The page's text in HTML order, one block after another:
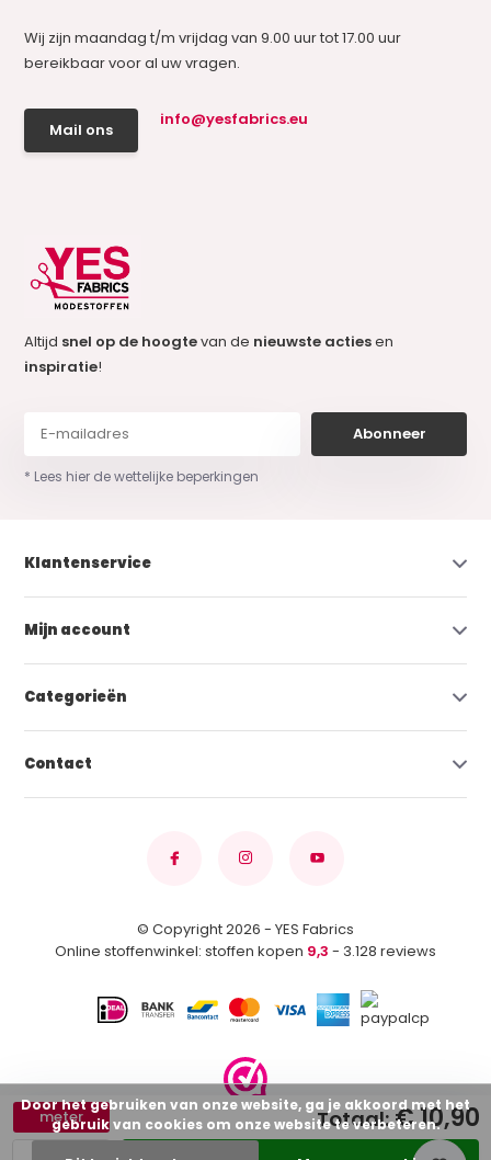
meter Totaal:€ 10,90
Wij zijn maandag t/m vrijdag van 9.00 uur tot 17.00 uur
bereikbaar voor al uw vragen.
Mail ons
info@yesfabrics.eu
Altijd snel op de hoogtevan de nieuwste actiesen
inspiratie!
Abonneer
* Lees hier de wettelijke beperkingen
Klantenservice
Mijn account
Categorieën
Contact
© Copyright 2026 - YES Fabrics
Online stoffenwinkel: stoffen kopen 9,3 - 3.128 reviews
Door het gebruiken van onze website, ga je akkoord met het
gebruik van cookies om onze website te verbeteren.